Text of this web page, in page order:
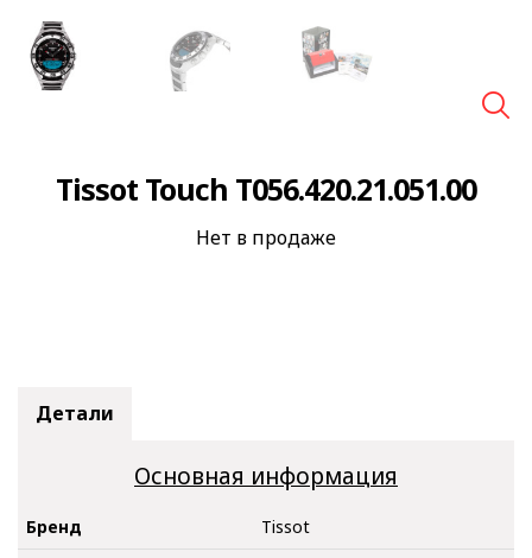
Tissot Touch T056.420.21.051.00
Нет в продаже
Детали
Основная информация
Бренд
Tissot